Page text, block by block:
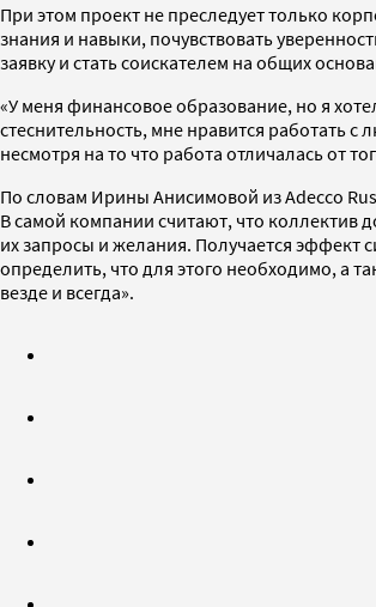
При этом проект не преследует только
знания и навыки, почувствовать
заявку и стать соискателем на общих
«У меня финансовое образование, но я
стеснительность, мне нравится работать
несмотря на то что работа отличалась от
По словам Ирины Анисимовой из Adecco
В самой компании считают, что коллектив
их запросы и желания. Получается эффект
определить, что для этого необходимо, а
везде и всегда».